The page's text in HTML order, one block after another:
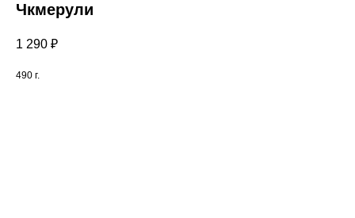
Чкмерули
1 290 ₽
490 г.